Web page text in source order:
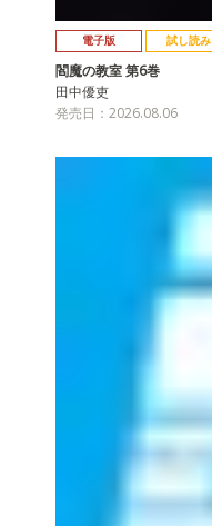
電子版 試し読み
閻魔の教室 第6巻
田中優吏
発売日：2026.08.06